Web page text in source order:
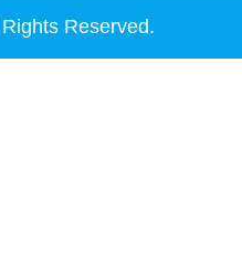
Reserved.